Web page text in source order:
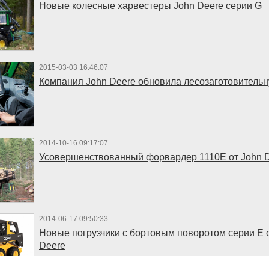
Новые колесные харвестеры John Deere серии G
2015-03-03 16:46:07
Компания John Deere обновила
2014-10-16 09:17:07
Усовершенствованный форвардер 1110E от John
2014-06-17 09:50:33
Новые погрузчики c бортовым поворотом серии Е
Deere